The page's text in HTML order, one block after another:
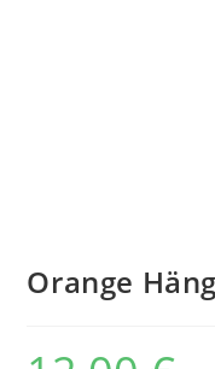
Orange